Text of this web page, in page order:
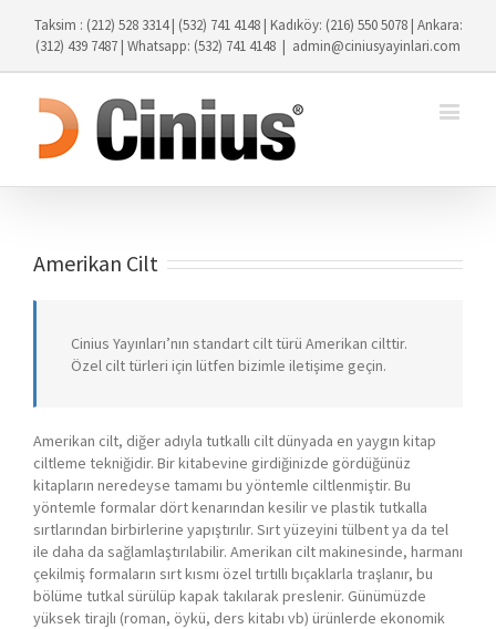
Taksim : (212) 528 3314 | (532) 741 4148 | Kadıköy: (216) 550 5078 | Ankara:
(312) 439 7487 | Whatsapp: (532) 741 4148 | admin@ciniusyayinlari.com
Amerikan Cilt
Cinius Yayınları’nın standart cilt türü Amerikan cilttir.
Özel cilt türleri için lütfen bizimle iletişime geçin.
Amerikan cilt, diğer adıyla tutkallı cilt dünyada en yaygın kitap
ciltleme tekniğidir. Bir kitabevine girdiğinizde gördüğünüz
kitapların neredeyse tamamı bu yöntemle ciltlenmiştir. Bu
yöntemle formalar dört kenarından kesilir ve plastik tutkalla
sırtlarından birbirlerine yapıştırılır. Sırt yüzeyini tülbent ya da tel
ile daha da sağlamlaştırılabilir. Amerikan cilt makinesinde, harmanı
çekilmiş formaların sırt kısmı özel tırtıllı bıçaklarla traşlanır, bu
bölüme tutkal sürülüp kapak takılarak preslenir. Günümüzde
yüksek tirajlı (roman, öykü, ders kitabı vb) ürünlerde ekonomik